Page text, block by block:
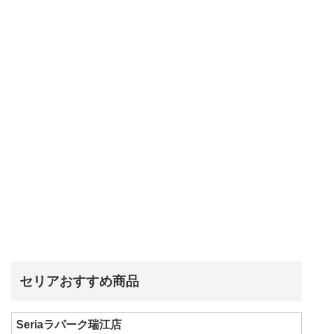
セリアおすすめ商品
Seriaラパーク瑞江店